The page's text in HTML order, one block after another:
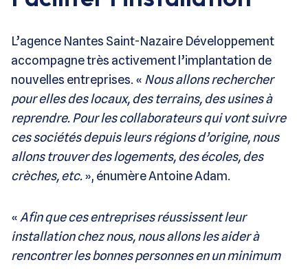
L’agence Nantes Saint-Nazaire Développement
accompagne très activement l’implantation de
nouvelles entreprises. « Nous allons rechercher
pour elles des locaux, des terrains, des usines à
reprendre. Pour les collaborateurs qui vont suivre
ces sociétés depuis leurs régions d’origine, nous
allons trouver des logements, des écoles, des
crèches, etc.», énumère Antoine Adam.
« Afin que ces entreprises réussissent leur
installation chez nous, nous allons les aider à
rencontrer les bonnes personnes en un minimum